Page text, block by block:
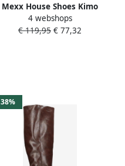
Mexx House Shoes Kimo
Olympia Bruin Vrouwen
Chestnut Bruin
4 webshops
€ 119,95 € 77,32
38%